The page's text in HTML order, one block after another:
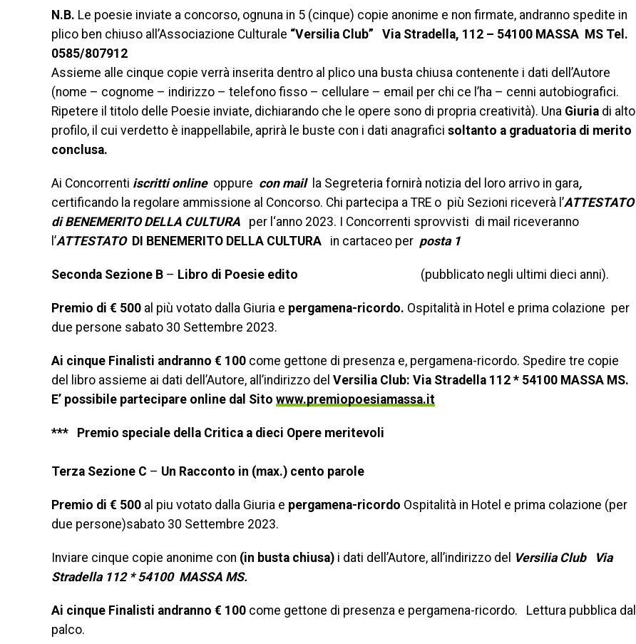
N.B. Le poesie inviate a concorso, ognuna in 5 (cinque) copie anonime e non firmate, andranno spedite in
plico ben chiuso all’Associazione Culturale “Versilia Club” Via Stradella, 112 – 54100 MASSA MS Tel.
0585/807912
Assieme alle cinque copie verrà inserita dentro al plico una busta chiusa contenente i dati dell’Autore
(nome – cognome – indirizzo – telefono fisso – cellulare – email per chi ce l’ha – cenni autobiografici.
Ripetere il titolo delle Poesie inviate, dichiarando che le opere sono di propria creatività). Una Giuria di alto
profilo, il cui verdetto è inappellabile, aprirà le buste con i dati anagrafici soltanto a graduatoria di merito
conclusa.
Ai Concorrenti iscritti online oppure con mail la Segreteria fornirà notizia del loro arrivo in gara,
certificando la regolare ammissione al Concorso. Chi partecipa a TRE o più Sezioni riceverà l’ATTESTATO
di BENEMERITO DELLA CULTURA per l‘anno 2023. I Concorrenti sprovvisti di mail riceveranno
l’ATTESTATO DI BENEMERITO DELLA CULTURA in cartaceo per posta 1
Seconda Sezione B – Libro di Poesie edito (pubblicato negli ultimi dieci anni).
Premio di € 500 al più votato dalla Giuria e pergamena-ricordo. Ospitalità in Hotel e prima colazione per
due persone sabato 30 Settembre 2023.
Ai cinque Finalisti andranno € 100 come gettone di presenza e, pergamena-ricordo. Spedire tre copie
del libro assieme ai dati dell’Autore, all’indirizzo del Versilia Club: Via Stradella 112 * 54100 MASSA MS.
E’ possibile partecipare online dal Sito www.premiopoesiamassa.it
*** Premio speciale della Critica a dieci Opere meritevoli
Terza Sezione C – Un Racconto in (max.) cento parole
Premio di € 500 al piu votato dalla Giuria e pergamena-ricordo Ospitalità in Hotel e prima colazione (per
due persone)sabato 30 Settembre 2023.
Inviare cinque copie anonime con (in busta chiusa) i dati dell’Autore, all’indirizzo del Versilia Club Via
Stradella 112 * 54100 MASSA MS.
Ai cinque Finalisti andranno € 100 come gettone di presenza e pergamena-ricordo. Lettura pubblica dal
palco.